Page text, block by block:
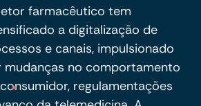
farmacêutico tem
a digitalização de
e canais, impulsionado
mudanças no comportamento
regulamentações